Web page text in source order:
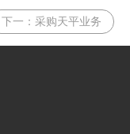
下一： 采购天平业务